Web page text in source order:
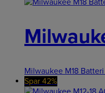
Milwaukee M18
Spar 42%